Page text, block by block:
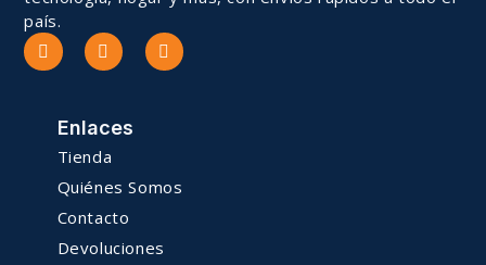
país.
Enlaces
Tienda
Quiénes Somos
Contacto
Devoluciones